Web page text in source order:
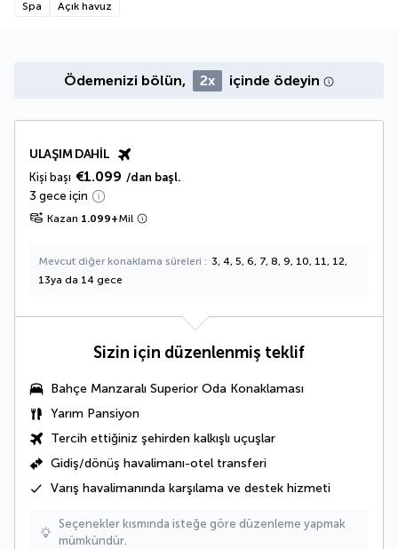
Spa Açık havuz
Ödemenizi bölün, 2x içinde ödeyin
ULAŞIM DAHIL
Kişi başı €1.099 /dan başl.
3 gece için
Kazan 1.099+Mil
Mevcut diğer konaklama süreleri
3, 4, 5, 6, 7, 8, 9, 10, 11, 12,
13ya da 14 gece
Sizin için düzenlenmiş teklif
Bahçe Manzaralı Superior Oda Konaklaması
Yarım Pansiyon
Tercih ettiğiniz şehirden kalkışlı uçuşlar
Gidiş/dönüş havalimanı-otel transferi
Varış havalimanında karşılama ve destek hizmeti
Seçenekler kısmında isteğe göre düzenleme yapmak
mümkündür.